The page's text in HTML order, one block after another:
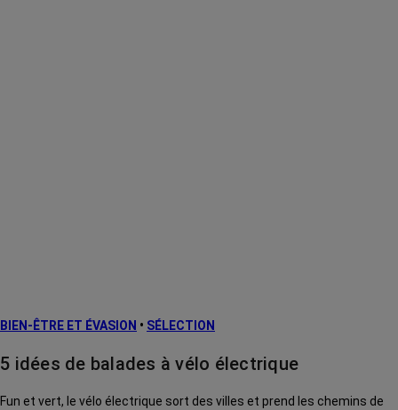
BIEN-ÊTRE ET ÉVASION • SÉLECTION
5 idées de balades à vélo électrique
Fun et vert, le vélo électrique sort des villes et prend les chemins de